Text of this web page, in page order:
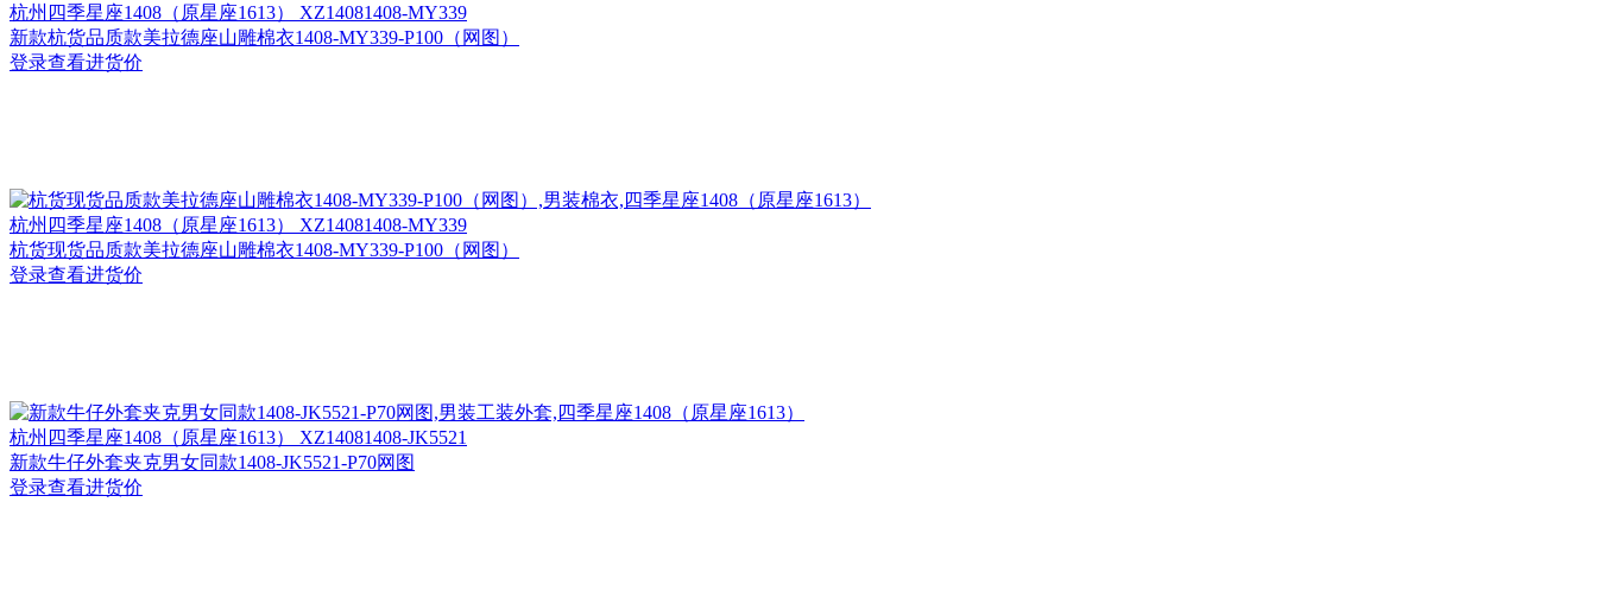
杭州 四季星座1408（原星座1613） XZ14081408-MY339
新款杭货品质款美拉德座山雕棉衣1408-MY339-P100（网图）
登录查看进货价
杭州 四季星座1408（原星座1613） XZ14081408-MY339
杭货现货品质款美拉德座山雕棉衣1408-MY339-P100（网图）
登录查看进货价
杭州 四季星座1408（原星座1613） XZ14081408-JK5521
新款牛仔外套夹克男女同款1408-JK5521-P70网图
登录查看进货价